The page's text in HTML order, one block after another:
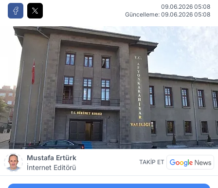
09.06.2026 05:08
Güncelleme: 09.06.2026 05:08
Mustafa Ertürk
İnternet Editörü
TAKİP ET